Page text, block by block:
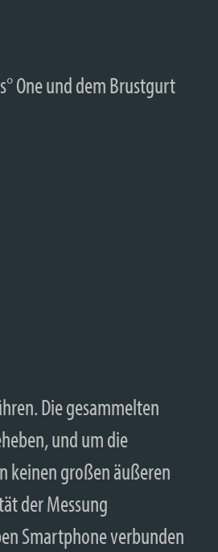
One und dem Brustgurt
Die gesammelten
und um die
keinen großen äußeren
der Messung
Smartphone verbunden